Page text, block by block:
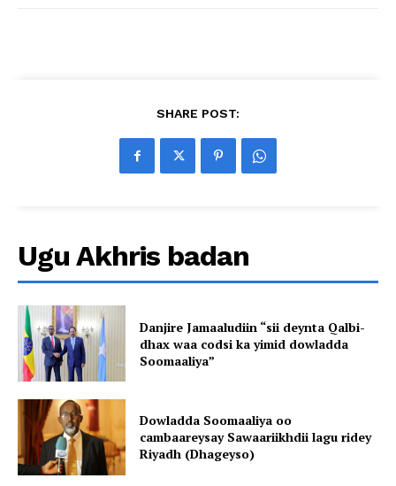
SHARE POST:
Ugu Akhris badan
Danjire Jamaaludiin “sii deynta Qalbi-
dhax waa codsi ka yimid dowladda
Soomaaliya”
Dowladda Soomaaliya oo
cambaareysay Sawaariikhdii lagu ridey
Riyadh (Dhageyso)